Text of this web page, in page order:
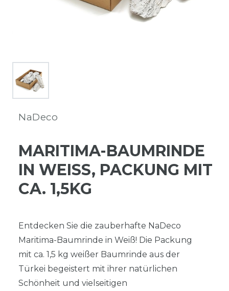
NaDeco
MARITIMA-BAUMRINDE
IN WEISS, PACKUNG MIT C
A. 1,5KG
Entdecken Sie die zauberhafte NaDeco
Maritima-Baumrinde in Weiß! Die Packung
mit ca. 1,5 kg weißer Baumrinde aus der
Türkei begeistert mit ihrer natürlichen
Schönheit und vielseitigen